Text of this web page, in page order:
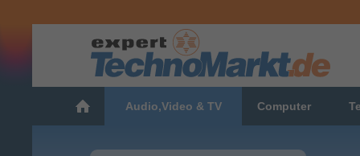
Audio,Video & TV Computer